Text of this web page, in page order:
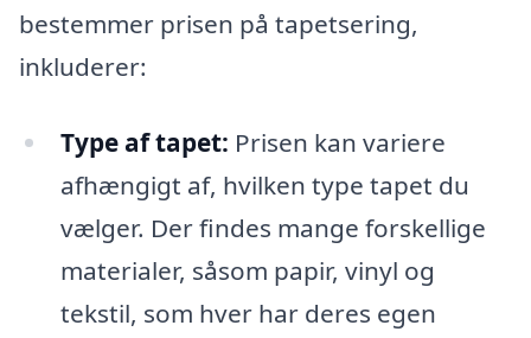
bestemmer prisen på tapetsering,
inkluderer:
Type af tapet: Prisen kan variere
afhængigt af, hvilken type tapet du
vælger. Der findes mange forskellige
materialer, såsom papir, vinyl og
tekstil, som hver har deres egen